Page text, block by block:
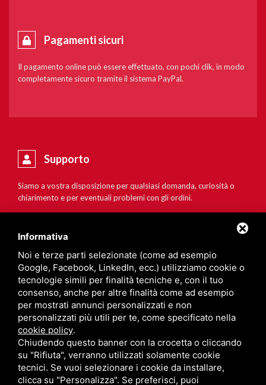
Pagamenti sicuri
Il pagamento online può essere effettuato, con pochi clik, in modo
completamente sicuro tramite il sistema PayPal.
Supporto
Siamo a vostra disposizione per qualsiasi domanda, curiosità o
chiarimento e per eventuali problemi con gli ordini.
Informativa
Noi e terze parti selezionate (come ad esempio
Google, Facebook, LinkedIn, ecc.) utilizziamo cookie o
tecnologie simili per finalità tecniche e, con il tuo
consenso, anche per altre finalità come ad esempio
per mostrati annunci personalizzati e non
personalizzati più utili per te, come specificato nella
cookie policy.
Chiudendo questo banner con la crocetta o cliccando
su "Rifiuta", verranno utilizzati solamente cookie
tecnici. Se vuoi selezionare i cookie da installare,
clicca su "Personalizza". Se preferisci, puoi